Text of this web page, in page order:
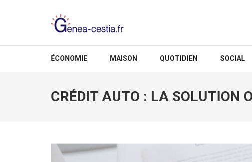
GENEA-CESTIA.FR
ÉCONOMIE MAISON QUOTIDIEN SOCIAL
CRÉDIT AUTO : LA SOLUTION